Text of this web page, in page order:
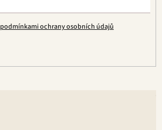
podmínkami ochrany osobních údajů